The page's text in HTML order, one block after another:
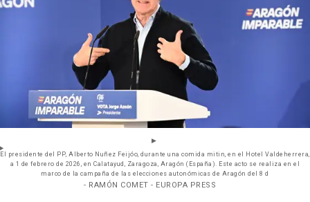
El presidente del PP, Alberto Nuñez Feijóo, durante una comida mitin, en el Hotel Valdeherrera,
a 1 de febrero de 2026, en Calatayud, Zaragoza, Aragón (España). Este acto se realiza en el
marco de la campaña de las elecciones autonómicas de Aragón del 8 d
- RAMÓN COMET - EUROPA PRESS